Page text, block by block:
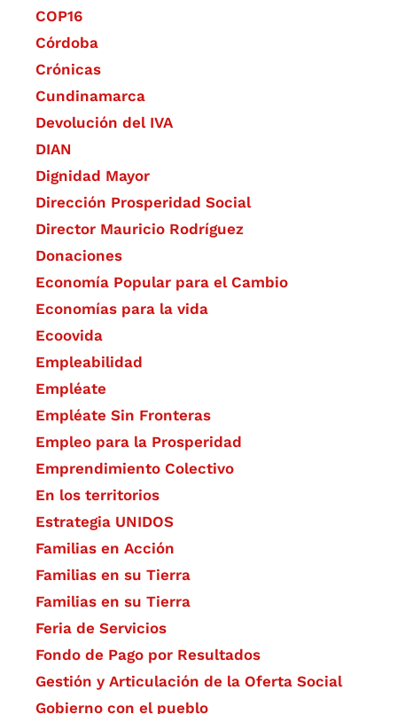
COP16
Córdoba
Crónicas
Cundinamarca
Devolución del IVA
DIAN
Dignidad Mayor
Dirección Prosperidad Social
Director Mauricio Rodríguez
Donaciones
Economía Popular para el Cambio
Economías para la vida
Ecoovida
Empleabilidad
Empléate
Empléate Sin Fronteras
Empleo para la Prosperidad
Emprendimiento Colectivo
En los territorios
Estrategia UNIDOS
Familias en Acción
Familias en su Tierra
Familias en su Tierra
Feria de Servicios
Fondo de Pago por Resultados
Gestión y Articulación de la Oferta Social
Gobierno con el pueblo